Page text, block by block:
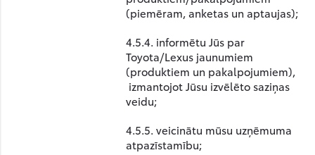
(piemēram, anketas un aptaujas);
4.5.4. informētu Jūs par
Toyota/Lexus jaunumiem
(produktiem un pakalpojumiem),
izmantojot Jūsu izvēlēto saziņas
veidu;
4.5.5. veicinātu mūsu uzņēmuma
atpazīstamību;